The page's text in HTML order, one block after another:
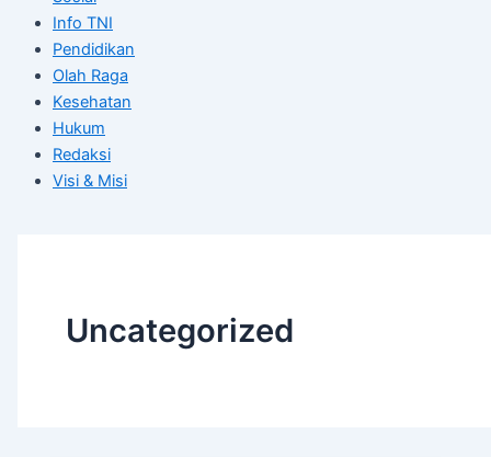
Info TNI
Pendidikan
Olah Raga
Kesehatan
Hukum
Redaksi
Visi & Misi
Uncategorized